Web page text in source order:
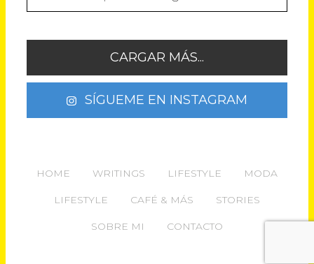
CARGAR MÁS...
SÍGUEME EN INSTAGRAM
HOME WRITINGS LIFESTYLE MODA
LIFESTYLE CAFÉ & MÁS STORIES
SOBRE MI CONTACTO